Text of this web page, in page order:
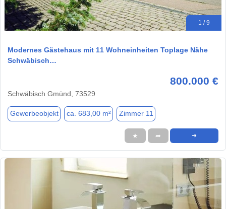
1 / 9
Modernes Gästehaus mit 11 Wohneinheiten Toplage Nähe
Schwäbisch…
800.000 €
Schwäbisch Gmünd, 73529
Gewerbeobjekt ca. 683,00 m² Zimmer 11
★ ➦ ➜